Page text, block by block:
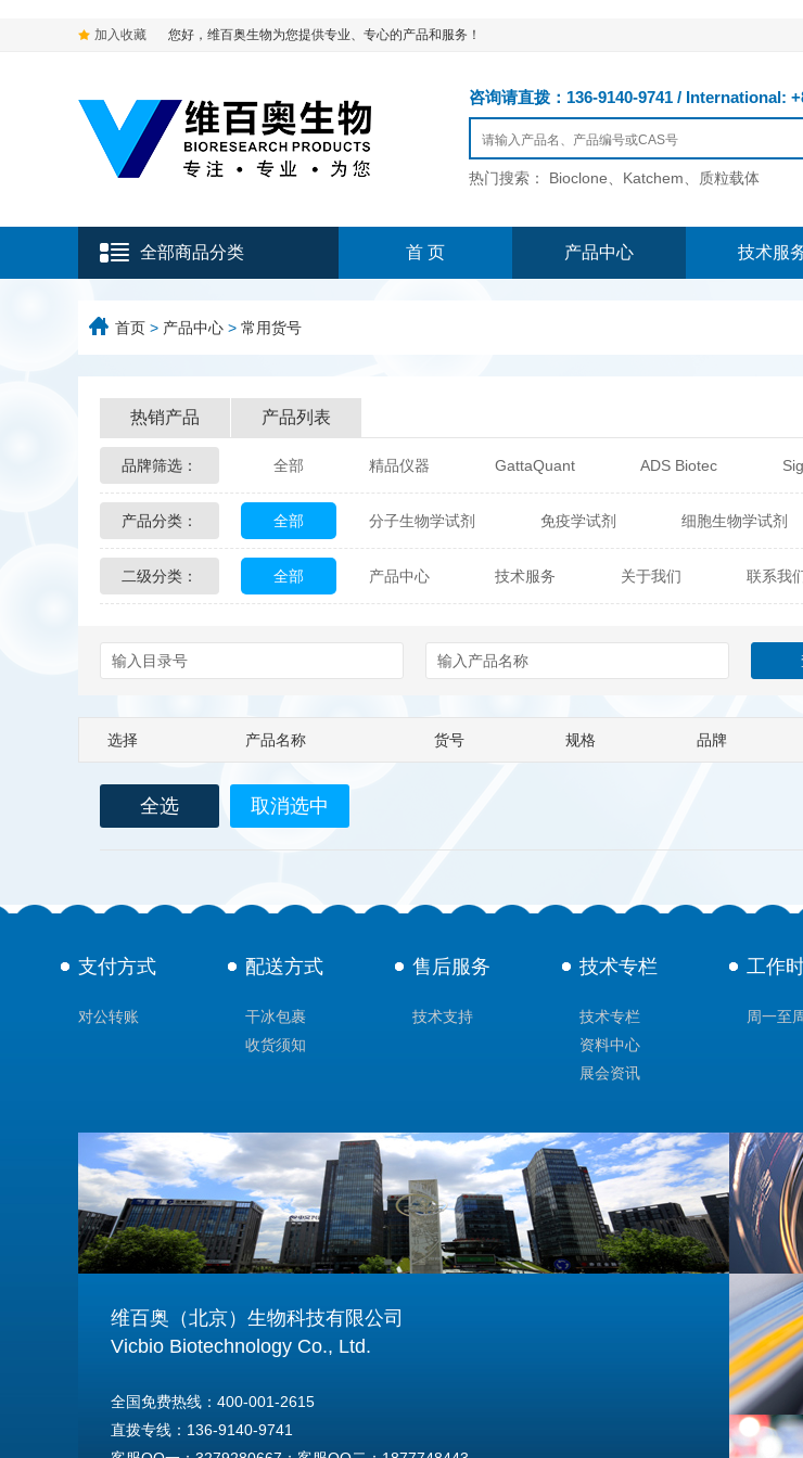
加入收藏 您好，维百奥生物为您提供专业、专心的产品和服务！
咨询请直拨：136-9140-9741 / International:
热门搜索： Bioclone、Katchem、质粒载体
全部商品分类 首 页 产品中心 技术服
首页 > 产品中心 > 常用货号
热销产品 产品列表
品牌筛选： 全部 精品仪器 GattaQuant ADS Biotec
Glycon Biochem Sterlitech 热销产品 辰辉创聚生
Echelon Biosciences Verichem Laboratories Vicbio Biotech
Biotez Berlin Diametra ChemPep Eagle Biosciences
Berry & Associates
Abbexa AbD Serotec Abnova Active Motif
产品分类： 全部 分子生物学试剂 免疫学试剂 细胞生物学试剂
化学及生物化学试剂 材料学试剂 仪器及设备 耗材
二级分类： 全部 产品中心 技术服务 关于我们 联系我
选择 产品名称 货号 规格 品牌
全选 取消选中
支付方式
对公转账
配送方式
干冰包裹
收货须知
售后服务
技术支持
技术专栏
技术专栏
资料中心
展会资讯
工作
周一至
维百奥（北京）生物科技有限公司
Vicbio Biotechnology Co., Ltd.
全国免费热线：400-001-2615
直拨专线：136-9140-9741